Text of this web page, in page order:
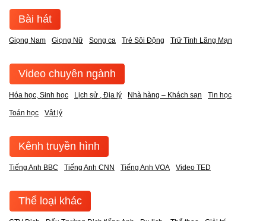
Bài hát
Giọng Nam Giọng Nữ Song ca Trẻ Sôi Động Trữ Tình Lãng Mạn
Video chuyên ngành
Hóa học, Sinh học Lịch sử , Địa lý Nhà hàng – Khách sạn Tin học
Toán học Vật lý
Kênh truyền hình
Tiếng Anh BBC Tiếng Anh CNN Tiếng Anh VOA Video TED
Thể loại khác